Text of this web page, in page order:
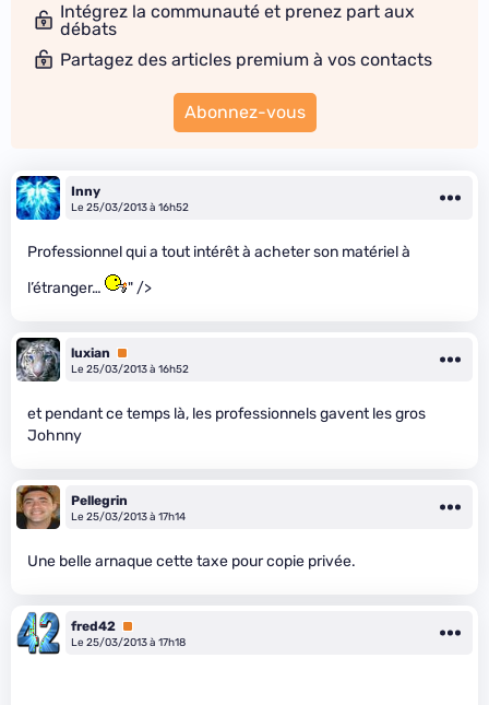
Intégrez la communauté et prenez part aux
débats
Partagez des articles premium à vos contacts
Abonnez-vous
Inny
Le 25/03/2013 à 16h52
Professionnel qui a tout intérêt à acheter son matériel à
l’étranger…
" />
luxian
Premium
Le 25/03/2013 à 16h52
et pendant ce temps là, les professionnels gavent les gros
Johnny
Pellegrin
Le 25/03/2013 à 17h14
Une belle arnaque cette taxe pour copie privée.
fred42 Premium
Le 25/03/2013 à 17h18